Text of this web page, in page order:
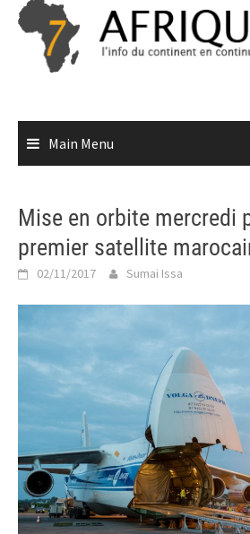
Skip
content
Main Menu
Mise en orbite mercredi
premier satellite
02/11/2017 Sumai Issa